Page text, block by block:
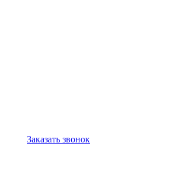
Заказать звонок